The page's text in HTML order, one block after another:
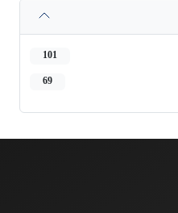
101
69